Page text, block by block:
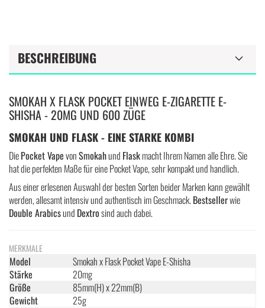
BESCHREIBUNG
SMOKAH X FLASK POCKET EINWEG E-ZIGARETTE E-
SHISHA - 20MG UND 600 ZÜGE
SMOKAH UND FLASK - EINE STARKE KOMBI
DiePocket VapevonSmokahund Flaskmacht Ihrem Namen alle Ehre. Sie
hat die perfekten Maße für eine Pocket Vape, sehr kompakt und handlich.
Aus einer erlesenen Auswahl der besten Sorten beider Marken kann gewählt
werden, allesamt intensiv und authentisch im Geschmack.Bestsellerwie
Double Arabicsund Dextrosind auch dabei.
MERKMALE
Model
Smokah x Flask Pocket Vape E-Shisha
Stärke
20mg
Größe
85mm(H) x 22mm(B)
Gewicht
25g